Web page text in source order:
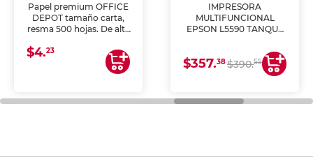
Papel premium OFFICE
DEPOT tamaño carta,
resma 500 hojas. De alta
uniforme, ideal para
impresoras de inyección
de tinta y láser,
general de oficina.
$4.23
IMPRESORA
MULTIFUNCIONAL
EPSON L5590 TANQUE
COPIA Y ESCANEA)
$357.38$390.55